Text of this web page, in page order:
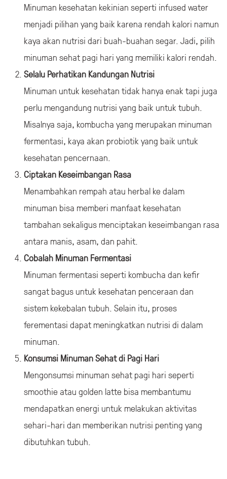
Minuman kesehatan kekinian seperti infused water
menjadi pilihan yang baik karena rendah kalori namun
kaya akan nutrisi dari buah-buahan segar. Jadi, pilih
minuman sehat pagi hari yang memiliki kalori rendah.
Selalu Perhatikan Kandungan Nutrisi
Minuman untuk kesehatan tidak hanya enak tapi juga
perlu mengandung nutrisi yang baik untuk tubuh.
Misalnya saja, kombucha yang merupakan minuman
fermentasi, kaya akan probiotik yang baik untuk
kesehatan pencernaan.
Ciptakan Keseimbangan Rasa
Menambahkan rempah atau herbal ke dalam
minuman bisa memberi manfaat kesehatan
tambahan sekaligus menciptakan keseimbangan rasa
antara manis, asam, dan pahit.
Cobalah Minuman Fermentasi
Minuman fermentasi seperti kombucha dan kefir
sangat bagus untuk kesehatan penceraan dan
sistem kekebalan tubuh. Selain itu, proses
ferementasi dapat meningkatkan nutrisi di dalam
minuman.
Konsumsi Minuman Sehat di Pagi Hari
Mengonsumsi minuman sehat pagi hari seperti
smoothie atau golden latte bisa membantumu
mendapatkan energi untuk melakukan aktivitas
sehari-hari dan memberikan nutrisi penting yang
dibutuhkan tubuh.